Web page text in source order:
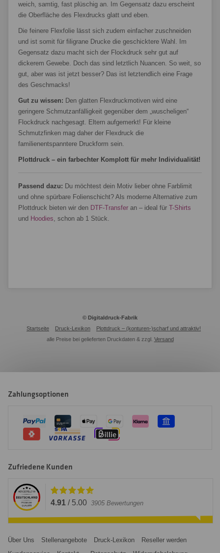
weich, samtig, fast plüschig an. Im Gegensatz dazu erscheint
die Oberfläche des Flexdrucks glatt und eben.
Die feinere Flexfolie lässt sich zudem einfacher zuschneiden
und ist somit für filigrane Drucke die geschicktere Wahl. Im
Gegensatz dazu macht sich der Flockdruck sehr gut auf
dickerem Gewebe. Doch das sind letztlich Nuancen. So weit, so
gut, aber was ist jetzt besser? Das ist letztendlich eine Frage
des Geschmacks!
Gut zu wissen: Den glatten Flexdruckmotiven wird eine
geringere Schmutzanfälligkeit gegenüber dem „wuscheligen“
Flockdruck nachgesagt. Eltern aufgemerkt! Für kleine
Schmutzfinken mag daher der Flexdruck die
familienentspanntere Druckform sein.
Plottdruck – ein farbechter Komplott für mehr Individualität!
Passend dazu: Du möchtest dein Motiv lieber ohne Farblimit
und ohne spürbare Folienschicht? Als moderne Alternative zum
Plottdruck bieten wir den DTF-Transfer an – ideal für T-Shirts
und Hoodies, schon ab 1 Stück.
© Digitaldruck-Fabrik
Startseite
Druck-Lexikon
Plottdruck – (konturen-)scharf und attraktiv!
alle Preise bei gelieferten Druckdaten & zzgl. Versand
Zahlungsoptionen
Zufriedene Kunden
4.91 / 5.00 3905 Bewertungen
Über Uns Stellenangebote Druck-Lexikon
Reseller werden